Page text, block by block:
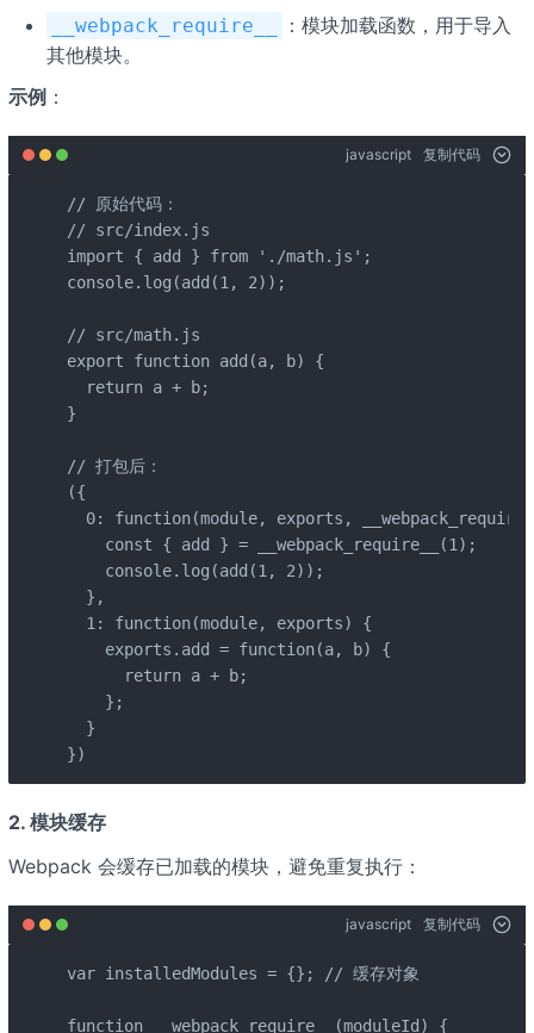
__webpack_require__
：模块加载函数，用于导入
其他模块。
示例：
javascript 复制代码
// 原始代码：
// src/index.js
import { add } from './math.js';
console.log(add(1, 2));
// src/math.js
export function add(a, b) {
  return a + b;
}
// 打包后：
({
0: function(module, exports,
    const { add } = __webpack_require__(1);
    console.log(add(1, 2));
  },
  1: function(module, exports) {
    exports.add = function(a, b) {
      return a + b;
    };
  }
})
2. 模块缓存
Webpack 会缓存已加载的模块，避免重复执行：
javascript 复制代码
var installedModules = {}; // 缓存对象
function __webpack_require__(moduleId) {